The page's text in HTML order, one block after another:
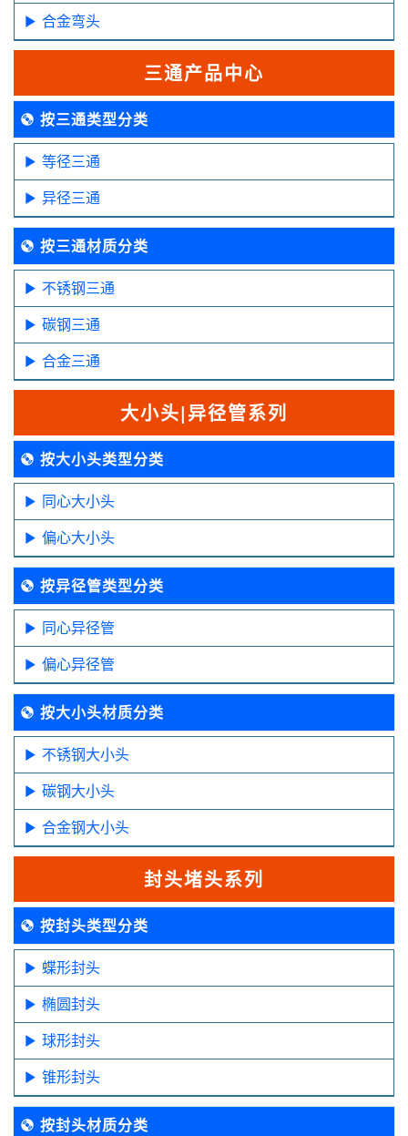
合金弯头
三通产品中心
按三通类型分类
等径三通
异径三通
按三通材质分类
不锈钢三通
碳钢三通
合金三通
大小头|异径管系列
按大小头类型分类
同心大小头
偏心大小头
按异径管类型分类
同心异径管
偏心异径管
按大小头材质分类
不锈钢大小头
碳钢大小头
合金钢大小头
封头堵头系列
按封头类型分类
蝶形封头
椭圆封头
球形封头
锥形封头
按封头材质分类